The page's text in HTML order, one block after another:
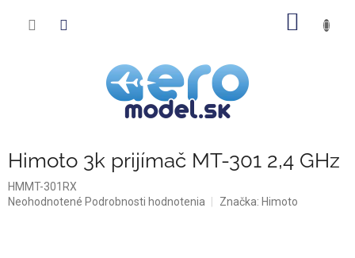
Himoto 3k prijímač MT-301 2,4 GHz
HMMT-301RX
Priemerné
Neohodnotené Podrobnosti hodnotenia Značka: Himoto